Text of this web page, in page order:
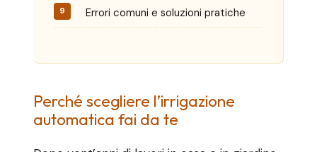
Errori comuni e soluzioni pratiche
Perché scegliere l’irrigazione
automatica fai da te